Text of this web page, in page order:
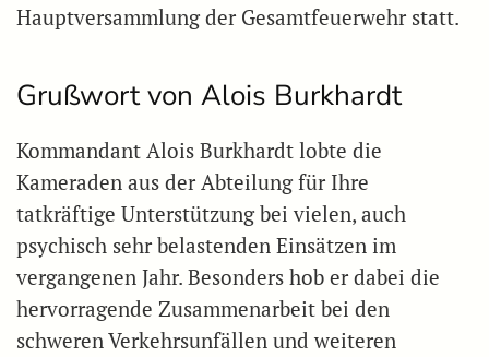
Hauptversammlung der Gesamtfeuerwehr statt.
Grußwort von Alois Burkhardt
Kommandant Alois Burkhardt lobte die
Kameraden aus der Abteilung für Ihre
tatkräftige Unterstützung bei vielen, auch
psychisch sehr belastenden Einsätzen im
vergangenen Jahr. Besonders hob er dabei die
hervorragende Zusammenarbeit bei den
schweren Verkehrsunfällen und weiteren